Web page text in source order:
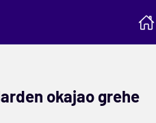
okajao grehe